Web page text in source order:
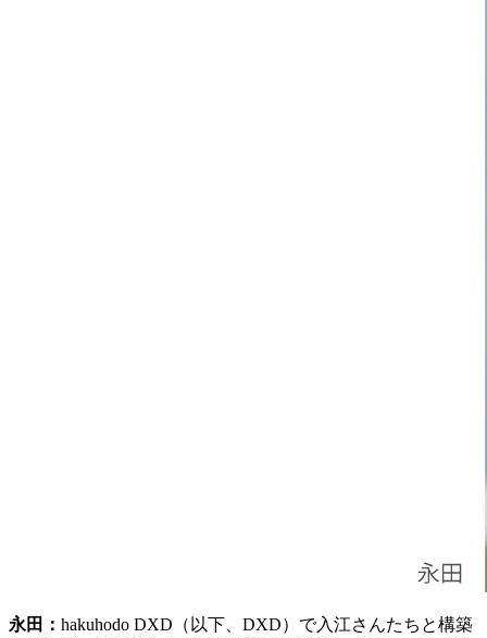
永田： hakuhodo DXD（以下、DXD）で入江さんたちと構築